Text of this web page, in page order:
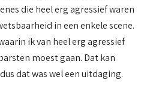
die heel erg agressief waren
in een enkele scene.
ik van heel erg agressief
moest gaan. Dat kan
dat was wel een uitdaging.